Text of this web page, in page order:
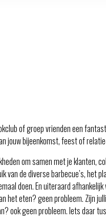
of groep vrienden een
jouw bijeenkomst, feest of
om samen met je klanten,
van de diverse barbecue’s, het
doen. En uiteraard
het eten? geen probleem. Zijn
ook geen probleem. Iets daar